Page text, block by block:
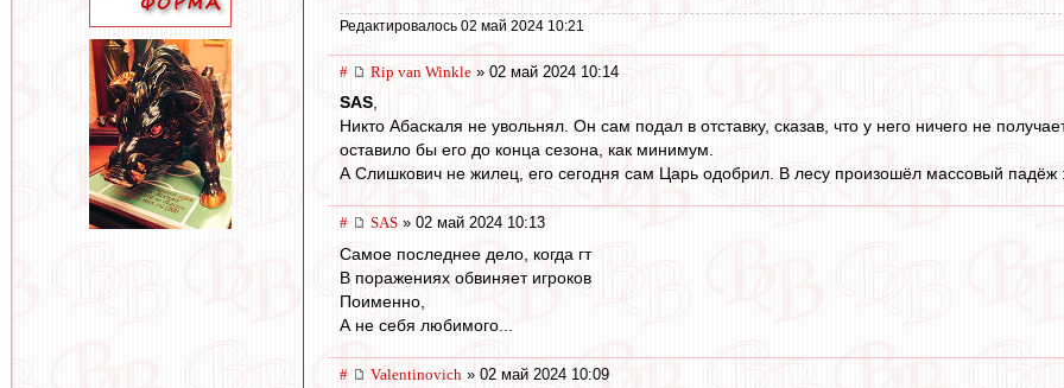
Редактировалось 02 май 2024 10:21
# Rip van Winkle » 02 май 2024 10:14
SAS,
Никто Абаскаля не увольнял. Он сам подал в отставку, сказав, что у него ничего не
оставило бы его до конца сезона, как минимум.
А Слишкович не жилец, его сегодня сам Царь одобрил. В лесу произошёл массовый падёж
# SAS » 02 май 2024 10:13
Самое последнее дело, когда гт
В поражениях обвиняет игроков
Поименно,
А не себя любимого...
# Valentinovich » 02 май 2024 10:09